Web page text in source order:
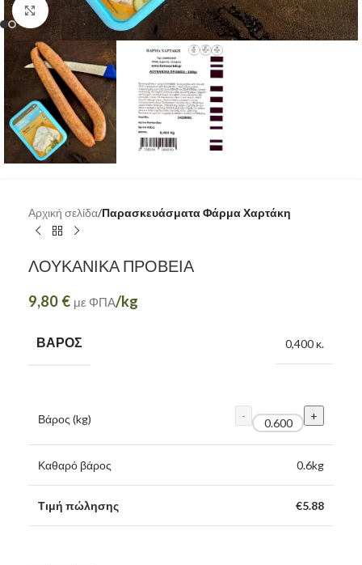
Κάντε κλικ για μεγέθυνση
Αρχική σελίδα Παρασκευάσματα Φάρμα Χαρτάκη
ΛΟΥΚΑΝΙΚΑ ΠΡΟΒΕΙΑ
9,80 € με ΦΠΑ/kg
ΒΆΡΟΣ 0,400 κ.
Βάρος (kg)
Καθαρό βάρος 0.6kg
Τιμή πώλησης €5.88